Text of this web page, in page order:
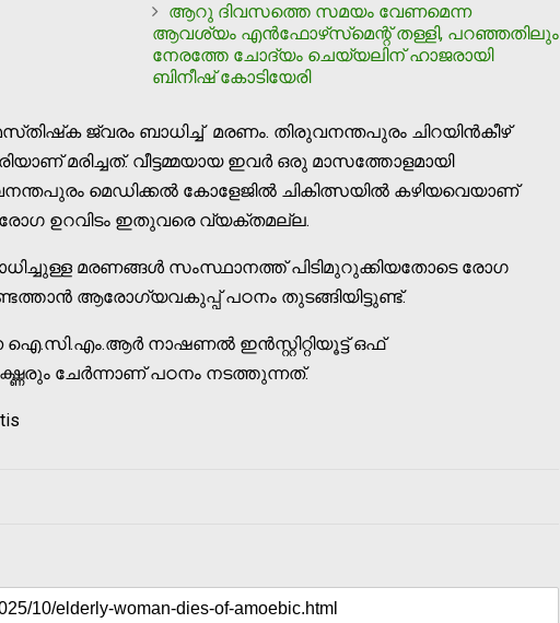
ആറു ദിവസത്തെ സമയം വേണമെന്ന
ആവശ്യം എന്‍ഫോഴ്‌സ്‌മെന്റ് തള്ളി, പറഞ്ഞതിലും
നേരത്തേ ചോദ്യം ചെയ്യലിന് ഹാജരായി
ബിനീഷ് കോടിയേരി
ജ്വരം ബാധിച്ച് മരണം. തിരുവനന്തപുരം ചിറയിൻകീഴ്
മരിച്ചത്. വീട്ടമ്മയായ ഇവർ ഒരു മാസത്തോളമായി
മെഡിക്കല്‍ കോളേജില്‍ ചികിത്സയില്‍ കഴിയവെയാണ്
രോഗ ഉറവിടം ഇതുവരെ വ്യക്തമല്ല.
മരണങ്ങള്‍ സംസ്ഥാനത്ത് പിടിമുറുക്കിയതോടെ രോഗ
ആരോഗ്യവകുപ്പ് പഠനം തുടങ്ങിയിട്ടുണ്ട്.
നാഷണല്‍ ഇൻസ്റ്റിറ്റിയൂട്ട് ഒഫ്
ചേർന്നാണ് പഠനം നടത്തുന്നത്.